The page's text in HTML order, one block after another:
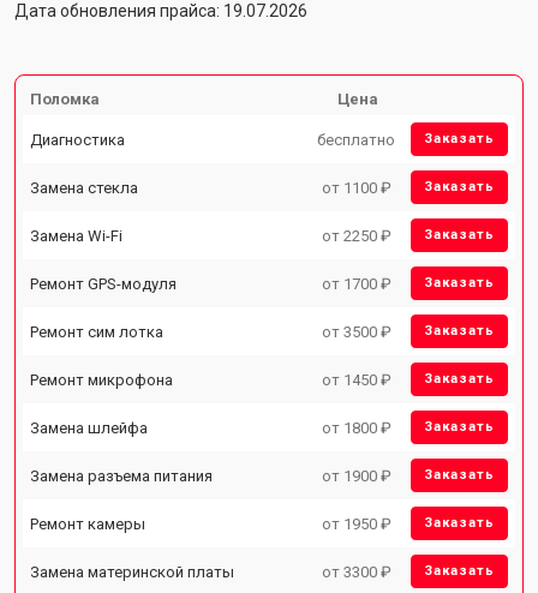
Дата обновления прайса: 19.07.2026
Поломка Цена
Диагностика бесплатно Заказать
Замена стекла от 1100 ₽ Заказать
Замена Wi-Fi от 2250 ₽ Заказать
Ремонт GPS-модуля от 1700 ₽ Заказать
Ремонт сим лотка от 3500 ₽ Заказать
Ремонт микрофона от 1450 ₽ Заказать
Замена шлейфа от 1800 ₽ Заказать
Замена разъема питания от 1900 ₽ Заказать
Ремонт камеры от 1950 ₽ Заказать
Замена материнской платы от 3300 ₽ Заказать